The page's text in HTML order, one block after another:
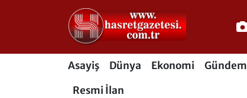
Asayiş Dünya Ekonomi Gündem
Resmi İlan
Osmaniye Nöbetçi Eczaneler
Osmaniye Hava Durumu